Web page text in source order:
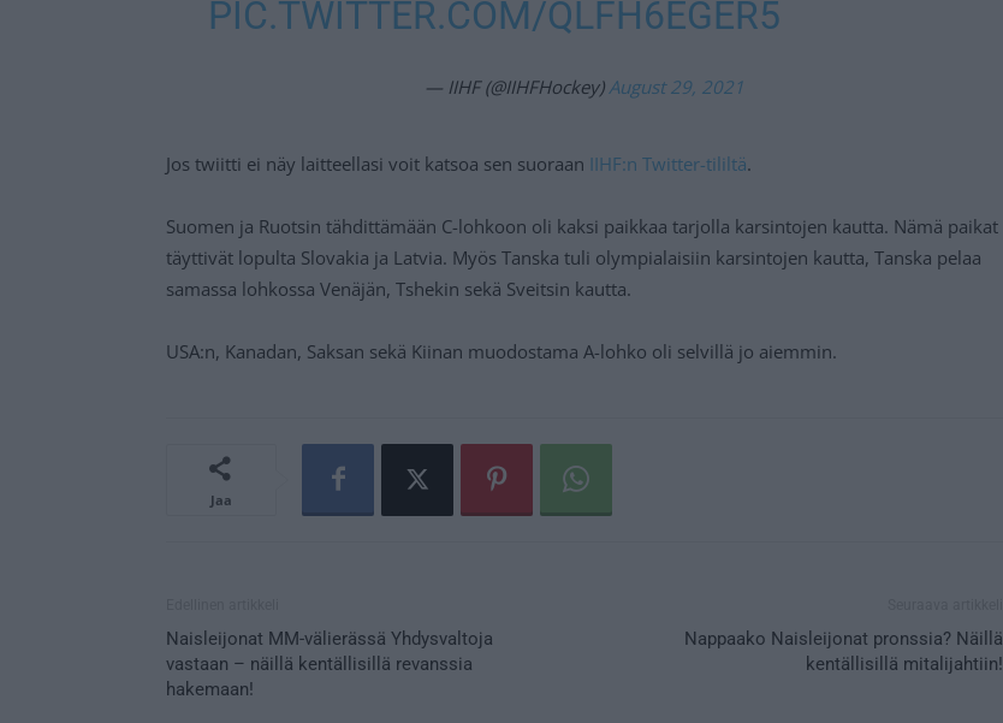
PIC.TWITTER.COM/QLFH6EGER5
— IIHF (@IIHFHockey) August 29, 2021
Jos twiitti ei näy laitteellasi voit katsoa sen suoraan IIHF:n Twitter-tililtä.
Suomen ja Ruotsin tähdittämään C-lohkoon oli kaksi paikkaa tarjolla karsintojen kautta. Nämä paikat
täyttivät lopulta Slovakia ja Latvia. Myös Tanska tuli olympialaisiin karsintojen kautta, Tanska pelaa
samassa lohkossa Venäjän, Tshekin sekä Sveitsin kautta.
USA:n, Kanadan, Saksan sekä Kiinan muodostama A-lohko oli selvillä jo aiemmin.
Jaa
Naisleijonat MM-välierässä Yhdysvaltoja
vastaan – näillä kentällisillä revanssia
hakemaan!
Nappaako Naisleijonat pronssia? Näillä
kentällisillä mitalijahtiin!